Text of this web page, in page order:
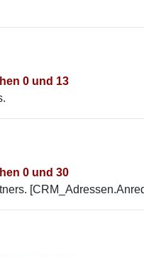
0 und 13
0 und 30